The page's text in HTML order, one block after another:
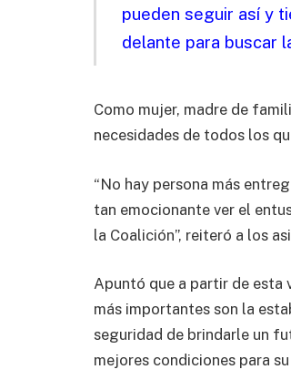
pueden seguir así y
delante para buscar
Como mujer, madre de
necesidades de todos los
“No hay persona más
tan emocionante ver el
la Coalición”, reiteró a los
Apuntó que a partir de esta
más importantes son la
seguridad de brindarle un
mejores condiciones para